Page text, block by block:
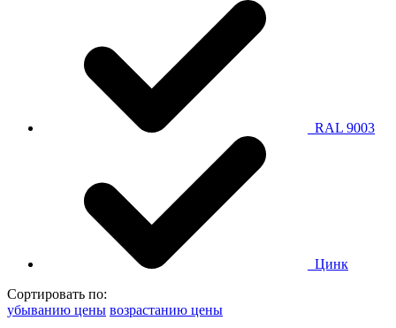
RAL 9003
Цинк
Сортировать по:
убыванию цены возрастанию цены